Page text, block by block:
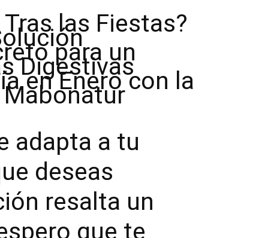
las Fiestas?
para un
Digestivas
en Enero con la
Mabonatur
adapta a tu
deseas
resalta un
que te